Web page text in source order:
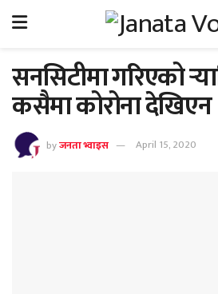
सनसिटीमा गरिएको
कसैमा कोरोना देखिएन
byजनता भ्वाइस April 15, 2020